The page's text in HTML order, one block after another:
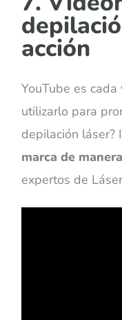
acción
YouTube es
utilizarlo para
depilación láser?
marca de
expertos de